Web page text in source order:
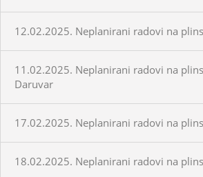
12.02.2025. Neplanirani radovi na
11.02.2025. Neplanirani radovi na
Daruvar
17.02.2025. Neplanirani radovi na
18.02.2025. Neplanirani radovi na